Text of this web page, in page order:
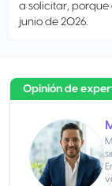
a solicitar, porque
junio de 2026.
Opinión de